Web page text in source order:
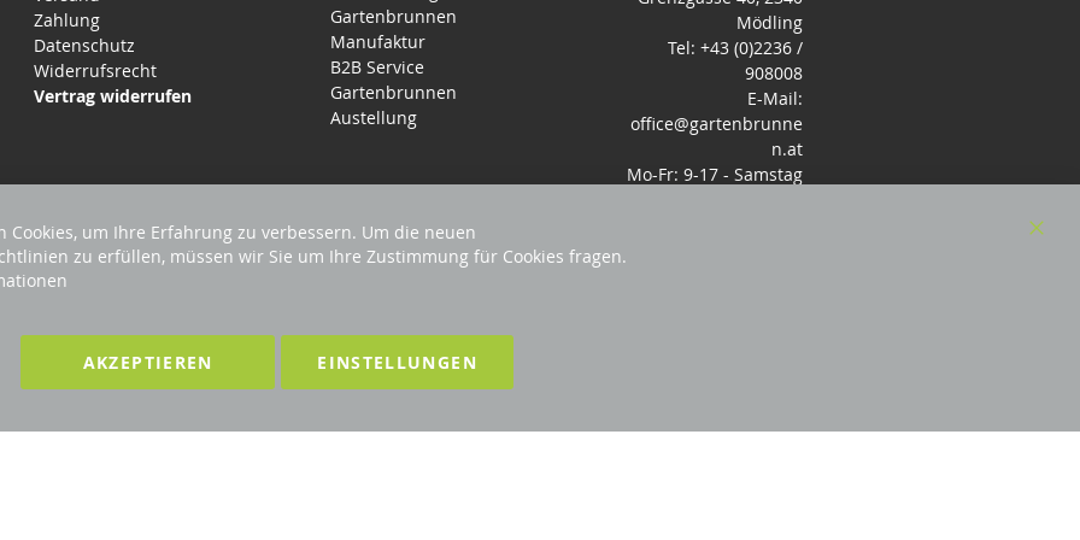
Zahlung
Datenschutz
Widerrufsrecht
Vertrag widerrufen
Gartenbrunnen
Manufaktur
B2B Service
Gartenbrunnen
Austellung
Mödling
Tel: +43 (0)2236 /
908008
E-Mail:
office@gartenbrunne
n.at
Mo-Fr: 9-17 - Samstag
Cookies, um Ihre Erfahrung zu verbessern. Um die neuen
zu erfüllen, müssen wir Sie um Ihre Zustimmung für Cookies fragen.
AKZEPTIEREN EINSTELLUNGEN